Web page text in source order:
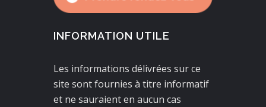
INFORMATION UTILE
Les informations délivrées sur ce
site sont fournies à titre informatif
et ne sauraient en aucun cas